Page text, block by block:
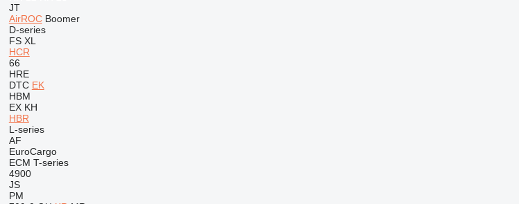
JT
AirROC Boomer
D-series
FS XL
HCR
66
HRE
DTC EK
HBM
EX KH
HBR
L-series
AF
EuroCargo
ECM T-series
4900
JS
PM